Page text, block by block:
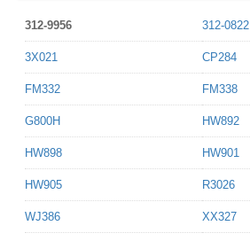
312-9956 312-0822
3X021 CP284
FM332 FM338
G800H HW892
HW898 HW901
HW905 R3026
WJ386 XX327